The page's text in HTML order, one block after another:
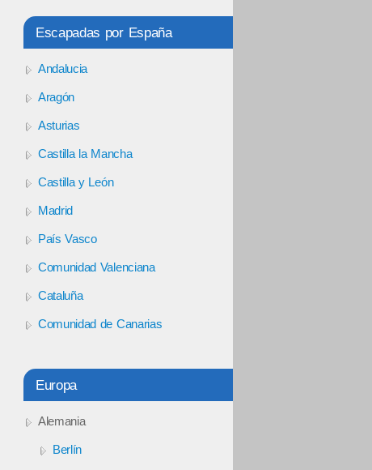
Escapadas por España
Andalucia
Aragón
Asturias
Castilla la Mancha
Castilla y León
Madrid
País Vasco
Comunidad Valenciana
Cataluña
Comunidad de Canarias
Europa
Alemania
Berlín